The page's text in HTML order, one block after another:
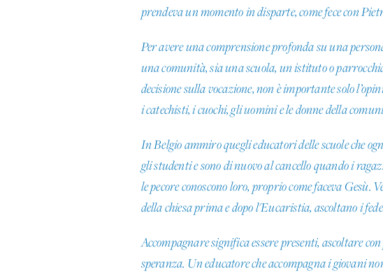
prendeva un momento in disparte, come fece con
Per avere una comprensione profonda su una
una comunità, sia una scuola, un istituto o
decisione sulla vocazione, non è importante solo
i catechisti, i cuochi, gli uomini e le donne della
In Belgio ammiro quegli educatori delle scuole che
gli studenti e sono di nuovo al cancello quando i
le pecore conoscono loro, proprio come faceva Gesù.
della chiesa prima e dopo l'Eucaristia, ascoltano i
Accompagnare significa essere presenti, ascoltare
speranza. Un educatore che accompagna i giovani